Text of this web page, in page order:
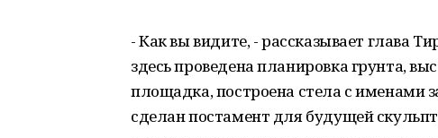
- Как вы видите, - рассказывает глава
здесь проведена планировка грунта,
площадка, построена стела с именами
сделан постамент для будущей